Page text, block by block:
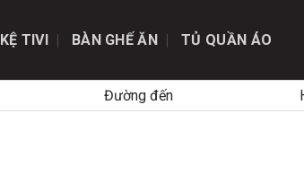
KỆ TIVI BÀN GHẾ ĂN TỦ QUẦN ÁO
Đường đến